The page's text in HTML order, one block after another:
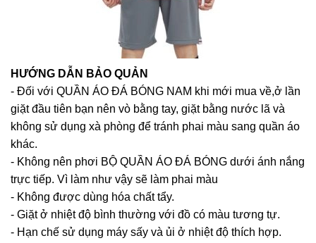
HƯỚNG DẪN BẢO QUẢN
- Đối với QUẦN ÁO ĐÁ BÓNG NAM khi mới mua về,ở lần
giặt đầu tiên bạn nên vò bằng tay, giặt bằng nước lã và
không sử dụng xà phòng để tránh phai màu sang quần áo
khác.
- Không nên phơi BỘ QUẦN ÁO ĐÁ BÓNG dưới ánh nắng
trực tiếp. Vì làm như vậy sẽ làm phai màu
- Không được dùng hóa chất tẩy.
- Giặt ở nhiệt độ bình thường với đồ có màu tương tự.
- Hạn chế sử dụng máy sấy và ủi ở nhiệt độ thích hợp.